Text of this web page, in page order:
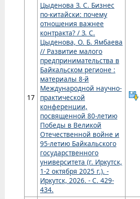
17
Цыденова З. С. Бизнес
по-китайски: почему
отношения важнее
контракта? / З. С.
Цыденова, О. Б. Ямбаева
// Развитие малого
предпринимательства в
Байкальском регионе :
материалы 8-й
Международной научно-
практической
конференции,
посвященной 80-летию
Победы в Великой
Отечественной войне и
95-летию Байкальского
государственного
университета (г. Иркутск,
1-2 октября 2025 г.). -
Иркутск, 2026. - С. 429-
434.